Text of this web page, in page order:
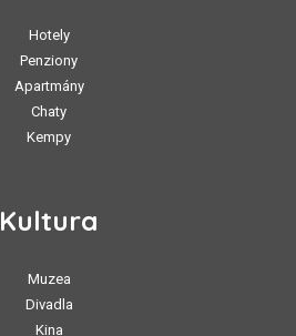
Hotely
Penziony
Apartmány
Chaty
Kempy
Kultura
Muzea
Divadla
Kina